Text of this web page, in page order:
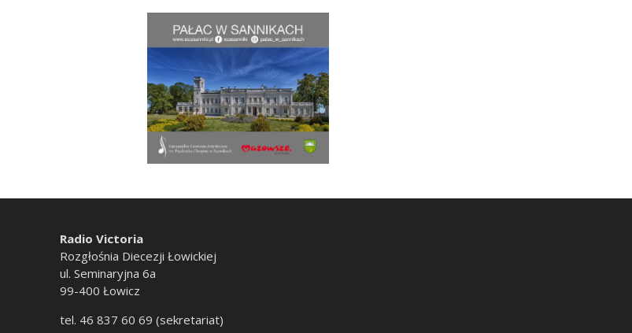
Radio Victoria
Rozgłośnia Diecezji Łowickiej
ul. Seminaryjna 6a
99-400 Łowicz
tel. 46 837 60 69 (sekretariat)